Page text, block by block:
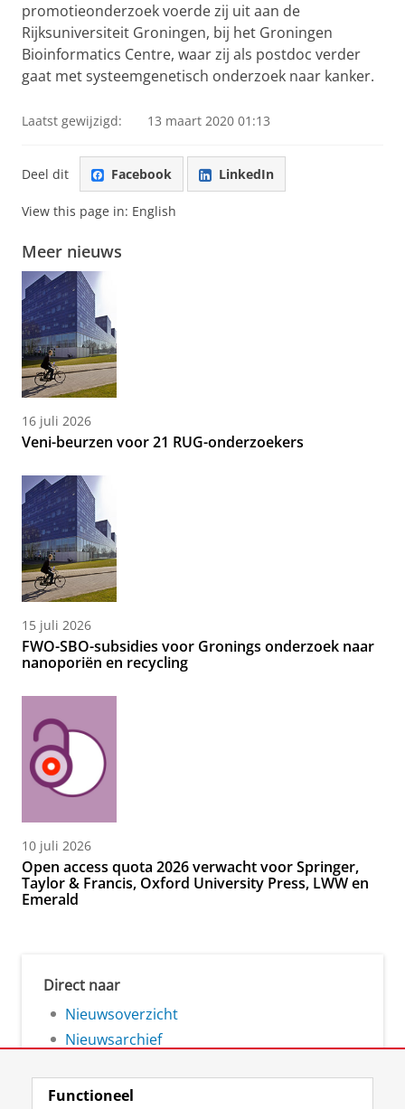
promotieonderzoek voerde zij uit aan de
Rijksuniversiteit Groningen, bij het Groningen
Bioinformatics Centre, waar zij als postdoc verder
gaat met systeemgenetisch onderzoek naar kanker.
Laatst gewijzigd: 13 maart 2020 01:13
Deel dit Facebook LinkedIn
View this page in: English
Meer nieuws
16 juli 2026
Veni-beurzen voor 21 RUG-onderzoekers
15 juli 2026
FWO-SBO-subsidies voor Gronings onderzoek naar
nanoporiën en recycling
10 juli 2026
Open access quota 2026 verwacht voor Springer,
Taylor & Francis, Oxford University Press, LWW en
Emerald
Direct naar
Nieuwsoverzicht
Nieuwsarchief
Functioneel